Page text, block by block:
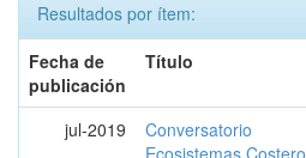
Resultados por ítem:
Fecha de
publicación
Título
jul-2019
Conversatorio
Ecosistemas